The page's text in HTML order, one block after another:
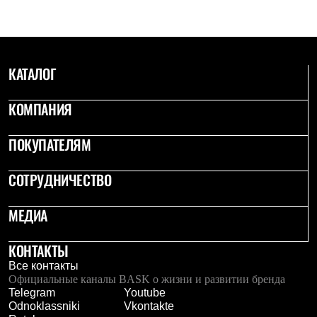
Шапки
Балаклавы и маски
Повязки
Панамы
Перчатки и рукавицы
Рукавицы
Носки
Брелки
Шевроны
Опушки
Термоковрики
Уход за одеждой
В Арктику
Коллекции
КАТАЛОГ
КОМПАНИЯ
ПОКУПАТЕЛЯМ
СОТРУДНИЧЕСТВО
МЕДИА
КОНТАКТЫ
Все контакты
Официальные каналы BASK о жизни и развитии бренда
Telegram
Youtube
Odnoklassniki
Vkontakte